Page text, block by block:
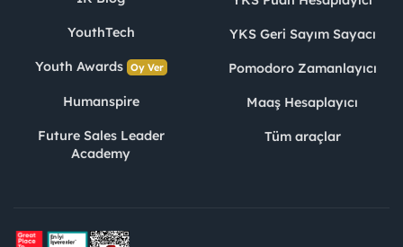
YouthTech
Youth Awards Oy Ver
Humanspire
Future Sales Leader
Academy
YKS Geri Sayım Sayacı
Pomodoro Zamanlayıcı
Maaş Hesaplayıcı
Tüm araçlar